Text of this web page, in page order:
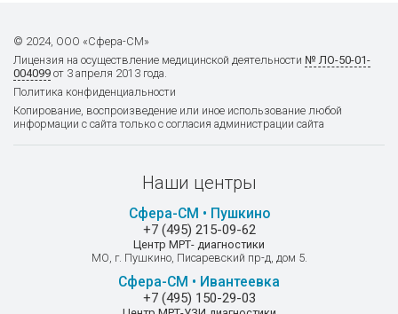
© 2024, ООО «Сфера-СМ»
Лицензия на осуществление медицинской деятельности № ЛО-50-01-
004099 от 3 апреля 2013 года.
Политика конфиденциальности
Копирование, воспроизведение или иное использование любой
информации с сайта только с согласия администрации сайта
Наши центры
Сфера-СМ • Пушкино
+7 (495) 215-09-62
Центр МРТ- диагностики
МО, г. Пушкино, Писаревский пр-д, дом 5.
Сфера-СМ • Ивантеевка
+7 (495) 150-29-03